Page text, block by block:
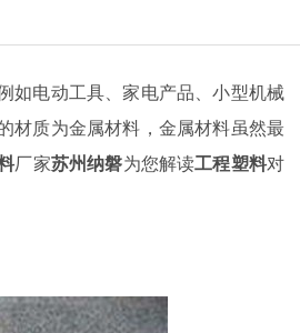
如电动工具、家电产品、小型机械
材质为金属材料，金属材料虽然最
厂家苏州纳磐为您解读工程塑料对